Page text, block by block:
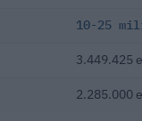
10-25
3.449.425
2.285.000